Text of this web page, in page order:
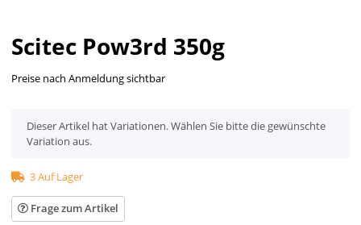
Scitec Pow3rd 350g
Preise nach Anmeldung sichtbar
x
Dieser Artikel hat Variationen. Wählen Sie bitte die gewünschte
Variation aus.
3 Auf Lager
Frage zum Artikel